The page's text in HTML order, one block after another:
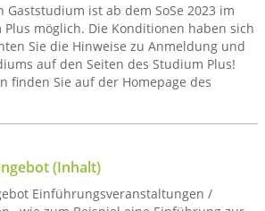
Gaststudium ist ab dem SoSe 2023 im
Plus möglich. Die Konditionen haben sich
Sie die Hinweise zu Anmeldung und
auf den Seiten des Studium Plus!
finden Sie auf der Homepage des
(Inhalt)
Einführungsveranstaltungen /